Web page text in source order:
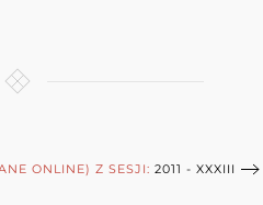
ONLINE) Z SESJI: 2011 - XXXIII